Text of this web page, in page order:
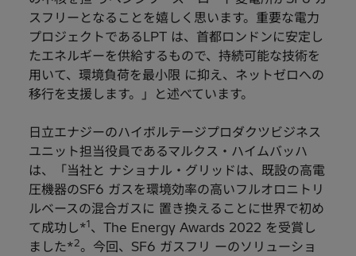
スフリーとなることを嬉しく思います。重要な電力
プロジェクトであるLPT は、首都ロンドンに安定し
たエネルギーを供給するもので、持続可能な技術を
用いて、環境負荷を最小限 に抑え、ネットゼロへの
移行を支援します。」と述べています。
日立エナジーのハイボルテージプロダクツビジネス
ユニット担当役員であるマルクス・ハイムバッハ
は、「当社と ナショナル・グリッドは、既設の高電
圧機器のSF6 ガスを環境効率の高いフルオロニトリ
ルベースの混合ガスに 置き換えることに世界で初め
て成功し*1、The Energy Awards 2022 を受賞し
ました*2。今回、SF6 ガスフリ ーのソリューショ